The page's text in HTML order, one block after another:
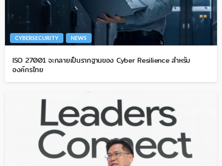
CYBERSECURITY NEWS
ISO 27001 จะกลายเป็นรากฐานของ Cyber Resilience สำหรับ
องค์กรไทย